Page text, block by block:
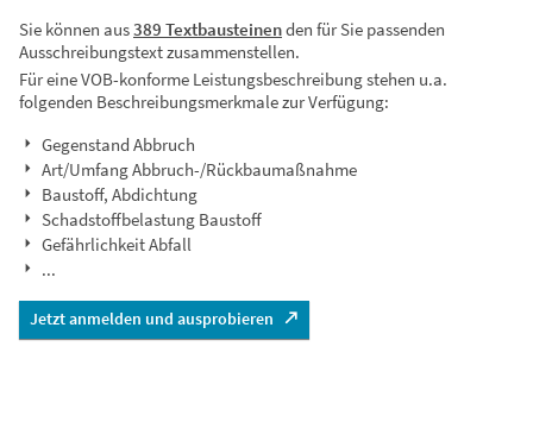
Sie können aus389 Textbausteinenden für Sie passenden
Ausschreibungstext zusammenstellen.
Für eine VOB-konforme Leistungsbeschreibung stehen u.a.
folgenden Beschreibungsmerkmale zur Verfügung:
Gegenstand Abbruch
Art/Umfang Abbruch-/Rückbaumaßnahme
Baustoff, Abdichtung
Schadstoffbelastung Baustoff
Gefährlichkeit Abfall
...
Jetzt anmelden und ausprobieren